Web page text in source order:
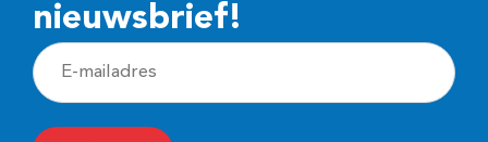
nieuwsbrief!
E
-
m